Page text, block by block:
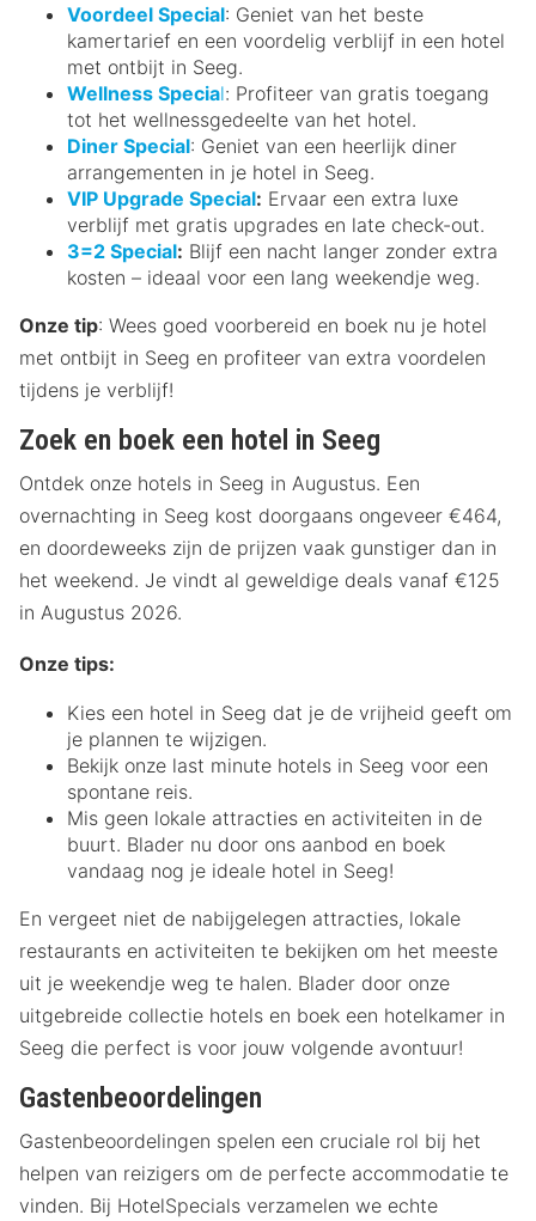
Voordeel Special: Geniet van het beste
kamertarief en een voordelig verblijf in een hotel
met ontbijt in Seeg.
Wellness Special: Profiteer van gratis toegang
tot het wellnessgedeelte van het hotel.
Diner Special: Geniet van een heerlijk diner
arrangementen in je hotel in Seeg.
VIP Upgrade Special: Ervaar een extra luxe
verblijf met gratis upgrades en late check-out.
3=2 Special: Blijf een nacht langer zonder extra
kosten – ideaal voor een lang weekendje weg.
Onze tip: Wees goed voorbereid en boek nu je hotel
met ontbijt in Seeg en profiteer van extra voordelen
tijdens je verblijf!
Zoek en boek een hotel in Seeg
Ontdek onze hotels in Seeg in Augustus. Een
overnachting in Seeg kost doorgaans ongeveer €464,
en doordeweeks zijn de prijzen vaak gunstiger dan in
het weekend. Je vindt al geweldige deals vanaf €125
in Augustus 2026.
Onze tips:
Kies een hotel in Seeg dat je de vrijheid geeft om
je plannen te wijzigen.
Bekijk onze last minute hotels in Seeg voor een
spontane reis.
Mis geen lokale attracties en activiteiten in de
buurt. Blader nu door ons aanbod en boek
vandaag nog je ideale hotel in Seeg!
En vergeet niet de nabijgelegen attracties, lokale
restaurants en activiteiten te bekijken om het meeste
uit je weekendje weg te halen. Blader door onze
uitgebreide collectie hotels en boek een hotelkamer in
Seeg die perfect is voor jouw volgende avontuur!
Gastenbeoordelingen
Gastenbeoordelingen spelen een cruciale rol bij het
helpen van reizigers om de perfecte accommodatie te
vinden. Bij HotelSpecials verzamelen we echte